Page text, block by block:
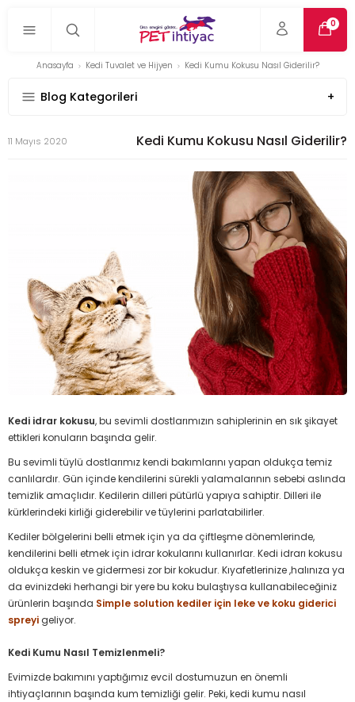
0
Anasayfa Kedi Tuvalet ve Hijyen Kedi Kumu Kokusu Nasıl Giderilir?
Blog Kategorileri
Kedi Kumu Kokusu Nasıl Giderilir?
11 Mayıs 2020
Kedi idrar kokusu, bu sevimli dostlarımızın sahiplerinin en sık şikayet
ettikleri konuların başında gelir.
Bu sevimli tüylü dostlarımız kendi bakımlarını yapan oldukça temiz
canlılardır. Gün içinde kendilerini sürekli yalamalarının sebebi aslında
temizlik amaçlıdır. Kedilerin dilleri pütürlü yapıya sahiptir. Dilleri ile
kürklerindeki kirliği giderebilir ve tüylerini parlatabilirler.
Kediler bölgelerini belli etmek için ya da çiftleşme dönemlerinde,
kendilerini belli etmek için idrar kokularını kullanırlar. Kedi idrarı kokusu
oldukça keskin ve gidermesi zor bir kokudur. Kıyafetlerinize ,halınıza ya
da evinizdeki herhangi bir yere bu koku bulaştıysa kullanabileceğiniz
ürünlerin başında Simple solution kediler için leke ve koku giderici
spreyigeliyor.
Kedi Kumu Nasıl Temizlenmeli?
Evimizde bakımını yaptığımız evcil dostumuzun en önemli
ihtiyaçlarının başında kum temizliği gelir. Peki, kedi kumu nasıl